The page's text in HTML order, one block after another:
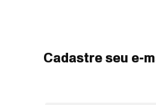
Cadastre seu e-